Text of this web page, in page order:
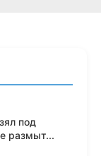
под
размыт...